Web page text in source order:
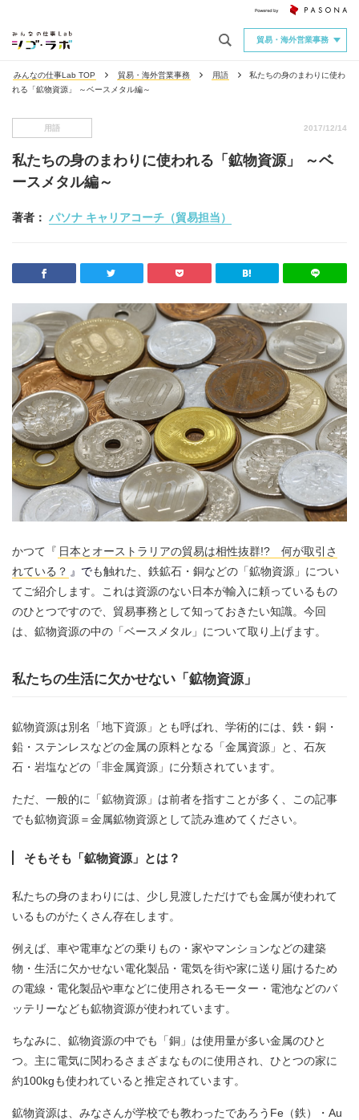
貿易・海外営業事務
みんなの仕事Lab TOP 貿易・海外営業事務 用語
私たちの身のまわりに使わ
れる「鉱物資源」 ～ベースメタル編～
用語 2017/12/14
私たちの身のまわりに使われる「鉱物資源」 ～ベ
ースメタル編～
著者： パソナ キャリアコーチ（貿易担当）
かつて『 日本とオーストラリアの貿易は相性抜群!? 何が取引さ
れている？ 』でも触れた、鉄鉱石・銅などの「鉱物資源」につい
てご紹介します。これは資源のない日本が輸入に頼っているもの
のひとつですので、貿易事務として知っておきたい知識。今回
は、鉱物資源の中の「ベースメタル」について取り上げます。
私たちの生活に欠かせない「鉱物資源」
鉱物資源は別名「地下資源」とも呼ばれ、学術的には、鉄・銅・
鉛・ステンレスなどの金属の原料となる「金属資源」と、石灰
石・岩塩などの「非金属資源」に分類されています。
ただ、一般的に「鉱物資源」は前者を指すことが多く、この記事
でも鉱物資源＝金属鉱物資源として読み進めてください。
そもそも「鉱物資源」とは？
私たちの身のまわりには、少し見渡しただけでも金属が使われて
いるものがたくさん存在します。
例えば、車や電車などの乗りもの・家やマンションなどの建築
物・生活に欠かせない電化製品・電気を街や家に送り届けるため
の電線・電化製品や車などに使用されるモーター・電池などのバ
ッテリーなども鉱物資源が使われています。
ちなみに、鉱物資源の中でも「銅」は使用量が多い金属のひと
つ。主に電気に関わるさまざまなものに使用され、ひとつの家に
約100kgも使われていると推定されています。
鉱物資源は、みなさんが学校でも教わったであろうFe（鉄）・Au